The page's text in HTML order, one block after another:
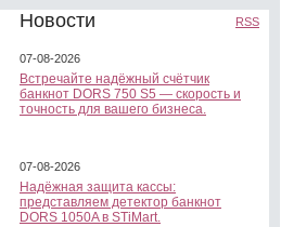
Новости RSS
07-08-2026
Встречайте надёжный счётчик
банкнот DORS 750 S5 — скорость и
точность для вашего бизнеса.
07-08-2026
Надёжная защита кассы:
представляем детектор банкнот
DORS 1050A в STiMart.